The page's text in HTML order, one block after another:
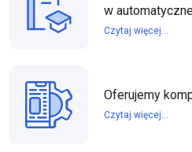
w
Czytaj więcej...
Oferujemy
Czytaj więcej...